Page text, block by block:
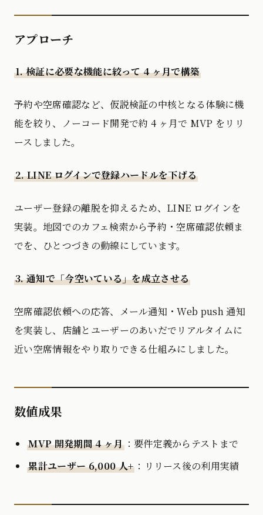
アプローチ
1. 検証に必要な機能に絞って 4 ヶ月で構築
予約や空席確認など、仮説検証の中核となる体験に機
能を絞り、ノーコード開発で約 4 ヶ月で MVP をリリ
ースしました。
2. LINE ログインで登録ハードルを下げる
ユーザー登録の離脱を抑えるため、LINE ログインを
実装。地図でのカフェ検索から予約・空席確認依頼ま
でを、ひとつづきの動線にしています。
3. 通知で「今空いている」を成立させる
空席確認依頼への応答、メール通知・Web push 通知
を実装し、店舗とユーザーのあいだでリアルタイムに
近い空席情報をやり取りできる仕組みにしました。
数値成果
MVP 開発期間 4 ヶ月：要件定義からテストまで
累計ユーザー 6,000 人+ ：リリース後の利用実績